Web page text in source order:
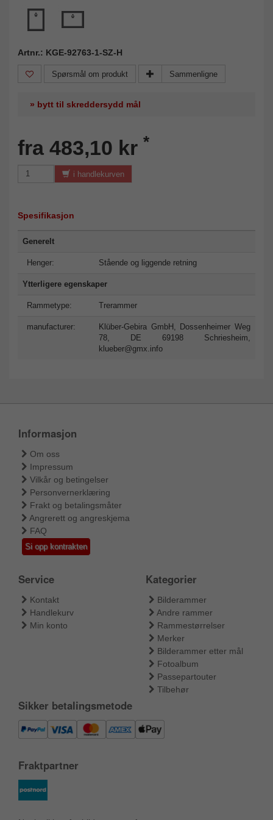
Artnr.: KGE-92763-1-SZ-H
Spørsmål om produkt Sammenligne
» bytt til skreddersydd mål
fra 483,10 kr *
i handlekurven
Spesifikasjon
Generelt
Henger: Stående og liggende retning
Ytterligere egenskaper
Rammetype: Trerammer
manufacturer:
Klüber-Gebira GmbH, Dossenheimer Weg
78, DE 69198 Schriesheim,
klueber@gmx.info
Informasjon
Om oss
Impressum
Vilkår og betingelser
Personvernerklæring
Frakt og betalingsmåter
Angrerett og angreskjema
FAQ
Si opp kontrakten
Service
Kontakt
Handlekurv
Min konto
Kategorier
Bilderammer
Andre rammer
Rammestørrelser
Merker
Bilderammer etter mål
Fotoalbum
Passepartouter
Tilbehør
Sikker betalingsmetode
Fraktpartner